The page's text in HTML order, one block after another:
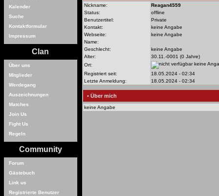
Kalender
Suche
Kontaktformular
Impressum
Clan
Über uns
Mitglieder
Werdegang
Auszeichnungen
Matches
Join Us
Fight Us
Regeln
Community
Forum
Gästebuch
Link us
Registrierte Benutzer
Nickname:
Reagan4559
Status:
offline
Benutzertitel:
Private
Kontakt:
keine Angabe
Webseite:
keine Angabe
Name:
Geschlecht:
keine Angabe
Alter:
30.11.-0001 (0 Jahre)
Ort:
keine
Registriert seit:
18.05.2024 - 02:34
Letzte Anmeldung:
18.05.2024 - 02:34
• Über mich
keine Angabe